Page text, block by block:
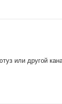
или другой